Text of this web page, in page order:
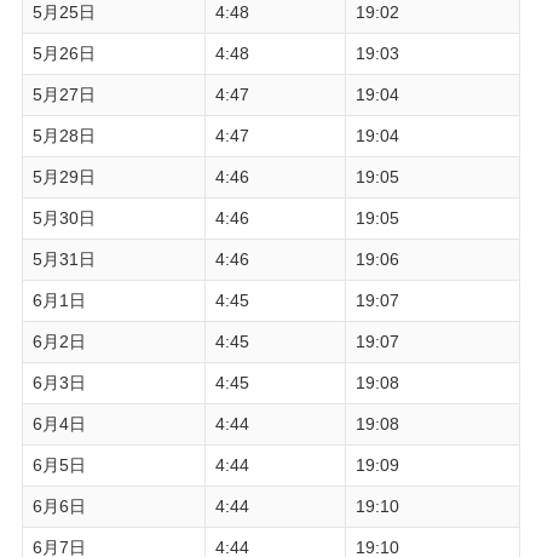
5月25日 4:48 19:02
5月26日 4:48 19:03
5月27日 4:47 19:04
5月28日 4:47 19:04
5月29日 4:46 19:05
5月30日 4:46 19:05
5月31日 4:46 19:06
6月1日 4:45 19:07
6月2日 4:45 19:07
6月3日 4:45 19:08
6月4日 4:44 19:08
6月5日 4:44 19:09
6月6日 4:44 19:10
6月7日 4:44 19:10